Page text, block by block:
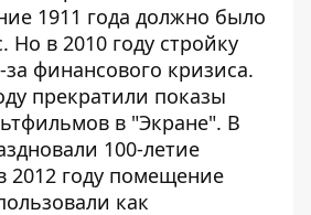
1911 года должно было
Но в 2010 году стройку
финансового кризиса.
прекратили показы
в "Экране". В
100-летие
2012 году помещение
как